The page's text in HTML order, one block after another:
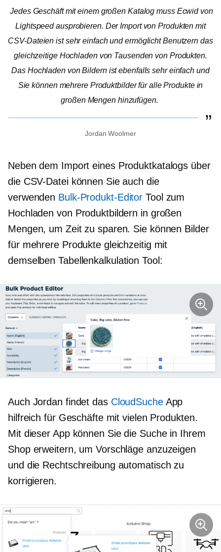
Jedes Geschäft mit einem großen Katalog muss Ecwid von
Lightspeed ausprobieren. Der Import von Produkten mit
CSV-Dateien ist sehr einfach und ermöglicht Benutzern das
gleichzeitige Hochladen von Tausenden von Produkten.
Das Hochladen von Bildern ist ebenfalls sehr einfach und
Sie können mehrere Produktbilder für alle Produkte in
großen Mengen hinzufügen.
Jordan Woolmer
Neben dem Import eines Produktkatalogs über
die CSV-Datei können Sie auch die
verwenden Bulk-Produkt-Editor Tool zum
Hochladen von Produktbildern in großen
Mengen, um Zeit zu sparen. Sie können Bilder
für mehrere Produkte gleichzeitig mit
demselbenTabellenkalkulation Tool:
Auch Jordan findet das CloudSucheApp
hilfreich für Geschäfte mit vielen Produkten.
Mit dieser App können Sie die Suche in Ihrem
Shop erweitern, um Vorschläge anzuzeigen
und die Rechtschreibung automatisch zu
korrigieren.